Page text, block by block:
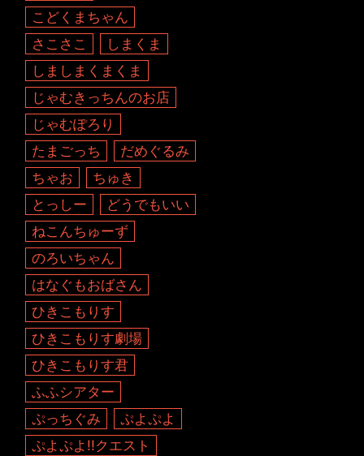
こどくまちゃん
さこさこ
しまくま
しましまくまくま
じゃむきっちんのお店
じゃむぽろり
たまごっち
だめぐるみ
ちゃお
ちゅき
とっしー
どうでもいい
ねこんちゅーず
のろいちゃん
はなぐもおばさん
ひきこもりす
ひきこもりす劇場
ひきこもりす君
ふふシアター
ぷっちぐみ
ぷよぷよ
ぷよぷよ!!クエスト